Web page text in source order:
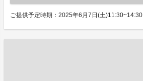
ご提供予定時期：2025年6月7日(土)11:30~14:30